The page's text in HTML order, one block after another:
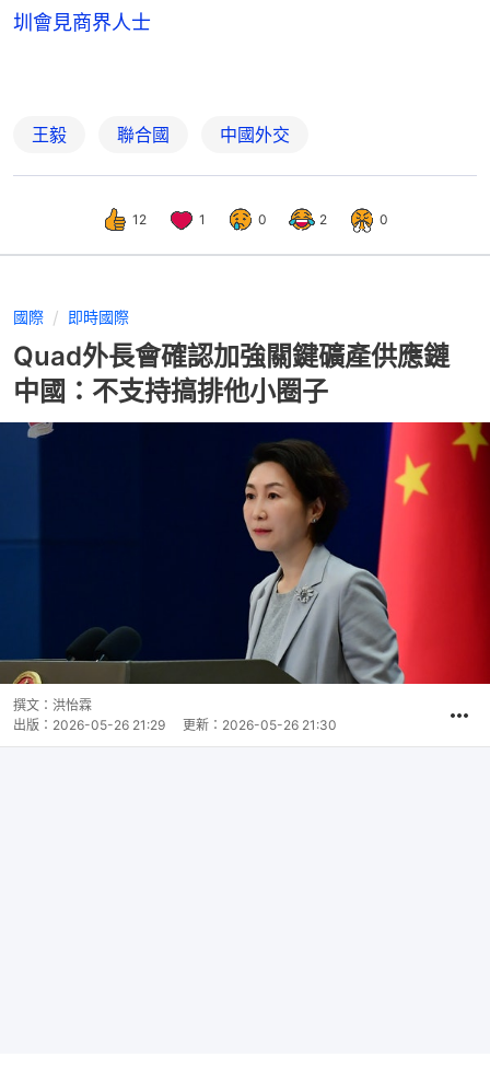
圳會見商界人士
王毅 聯合國 中國外交
12 1 0 2 0
國際 即時國際
Quad外長會確認加強關鍵礦產供應鏈
中國：不支持搞排他小圈子
撰文： 洪怡霖
出版： 2026-05-26 21:29 更新： 2026-05-26 21:30